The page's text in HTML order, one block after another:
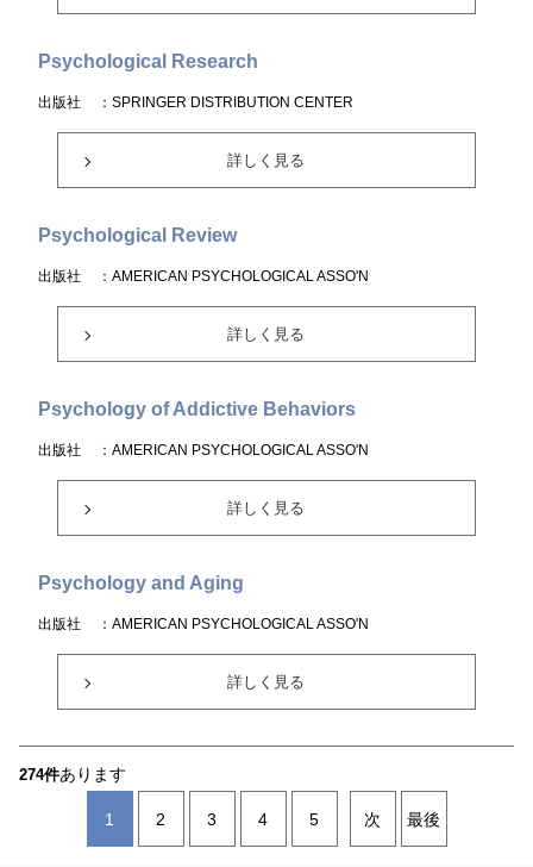
Psychological Research
出版社 ：SPRINGER DISTRIBUTION CENTER
詳しく見る
Psychological Review
出版社 ：AMERICAN PSYCHOLOGICAL ASSO'N
詳しく見る
Psychology of Addictive Behaviors
出版社 ：AMERICAN PSYCHOLOGICAL ASSO'N
詳しく見る
Psychology and Aging
出版社 ：AMERICAN PSYCHOLOGICAL ASSO'N
詳しく見る
274件あります
1 2 3 4 5 次 最後